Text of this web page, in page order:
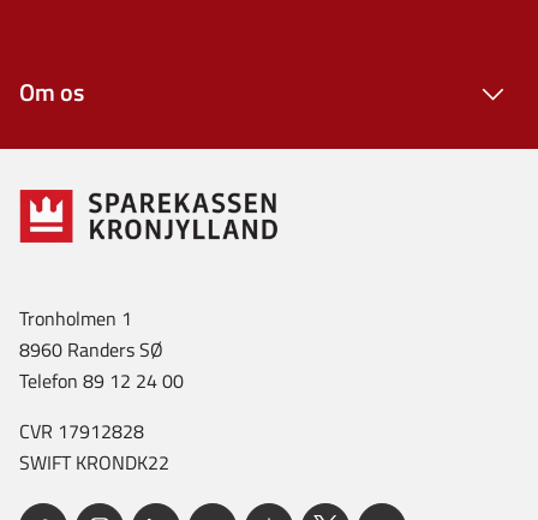
Om os
Tronholmen 1
8960 Randers SØ
Telefon 89 12 24 00
CVR 17912828
SWIFT KRONDK22